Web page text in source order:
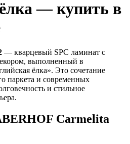
— купить в
— кварцевый SPC ламинат с
выполненный в
ёлка». Это сочетание
паркета и современных
и стильное
Carmelita